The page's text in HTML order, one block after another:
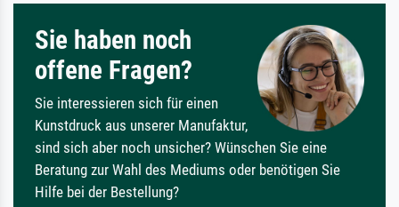
Sie haben noch
offene Fragen?
Sie interessieren sich für einen
Kunstdruck aus unserer Manufaktur,
sind sich aber noch unsicher? Wünschen Sie eine
Beratung zur Wahl des Mediums oder benötigen Sie
Hilfe bei der Bestellung?